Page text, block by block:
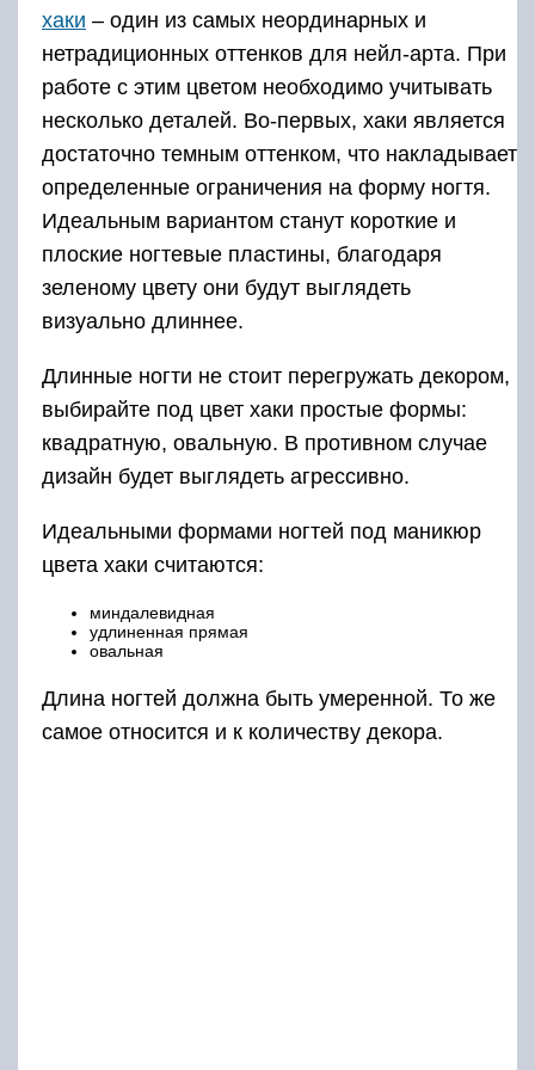
хаки – один из самых неординарных и
нетрадиционных оттенков для нейл-арта. При
работе с этим цветом необходимо учитывать
несколько деталей. Во-первых, хаки является
достаточно темным оттенком, что накладывает
определенные ограничения на форму ногтя.
Идеальным вариантом станут короткие и
плоские ногтевые пластины, благодаря
зеленому цвету они будут выглядеть
визуально длиннее.
Длинные ногти не стоит перегружать декором,
выбирайте под цвет хаки простые формы:
квадратную, овальную. В противном случае
дизайн будет выглядеть агрессивно.
Идеальными формами ногтей под маникюр
цвета хаки считаются:
миндалевидная
удлиненная прямая
овальная
Длина ногтей должна быть умеренной. То же
самое относится и к количеству декора.